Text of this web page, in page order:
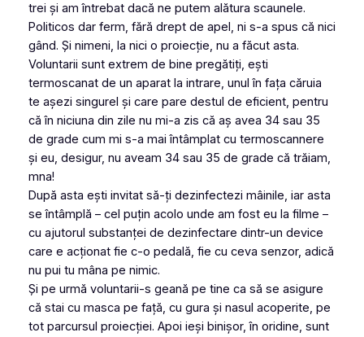
trei și am întrebat dacă ne putem alătura scaunele.
Politicos dar ferm, fără drept de apel, ni s-a spus că nici
gând. Și nimeni, la nici o proiecție, nu a făcut asta.
Voluntarii sunt extrem de bine pregătiți, ești
termoscanat de un aparat la intrare, unul în fața căruia
te așezi singurel și care pare destul de eficient, pentru
că în niciuna din zile nu mi-a zis că aș avea 34 sau 35
de grade cum mi s-a mai întâmplat cu termoscannere
și eu, desigur, nu aveam 34 sau 35 de grade că trăiam,
mna!
După asta ești invitat să-ți dezinfectezi mâinile, iar asta
se întâmplă – cel puțin acolo unde am fost eu la filme –
cu ajutorul substanței de dezinfectare dintr-un device
care e acționat fie c-o pedală, fie cu ceva senzor, adică
nu pui tu mâna pe nimic.
Și pe urmă voluntarii-s geană pe tine ca să se asigure
că stai cu masca pe față, cu gura și nasul acoperite, pe
tot parcursul proiecției. Apoi ieși binișor, în oridine, sunt